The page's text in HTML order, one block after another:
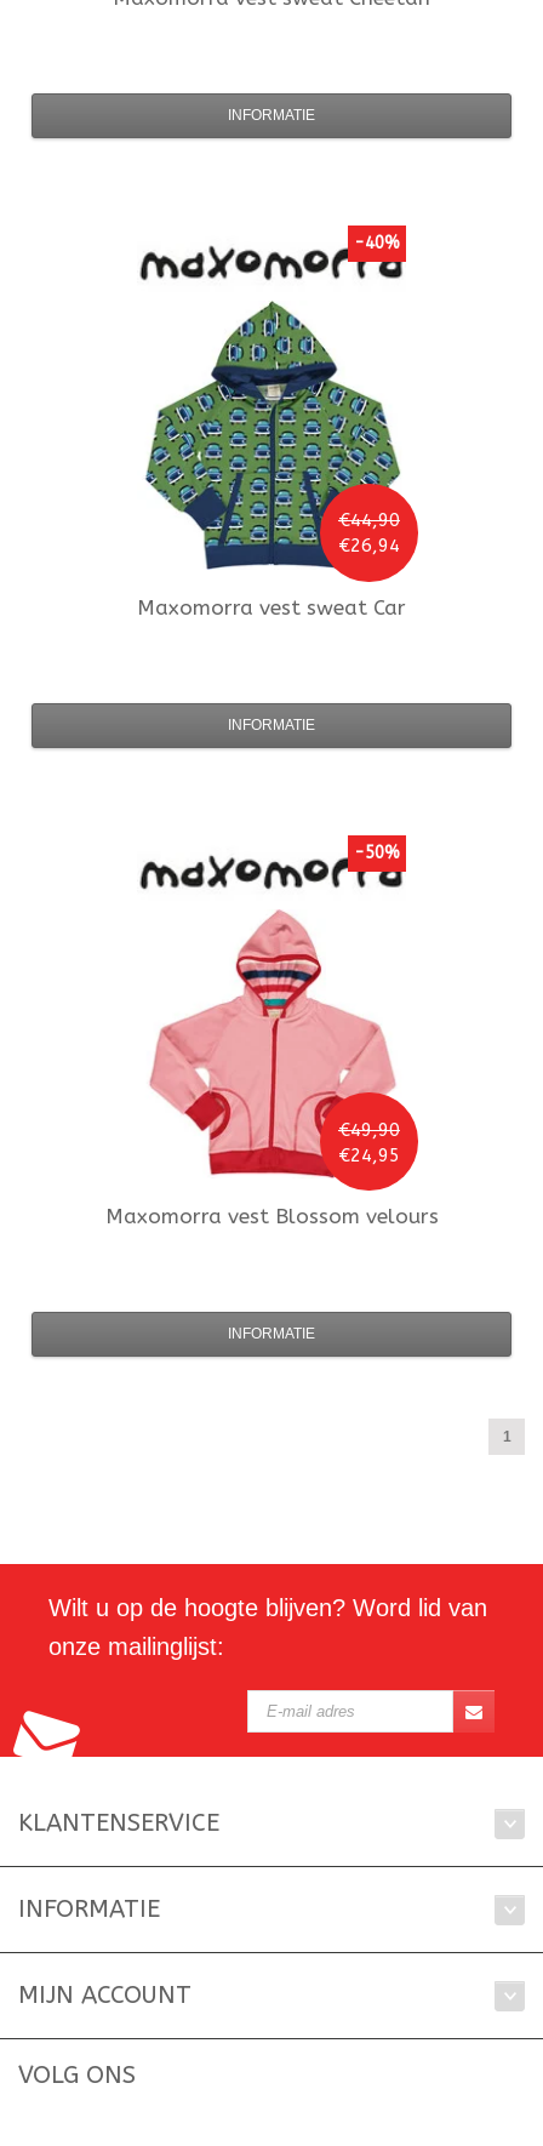
INFORMATIE
€44,90
€26,94
-40%
Maxomorra vest sweat Car
INFORMATIE
€49,90
€24,95
-50%
Maxomorra vest Blossom velours
INFORMATIE
1
Wilt u op de hoogte blijven? Word lid van
onze mailinglijst:
KLANTENSERVICE
INFORMATIE
MIJN ACCOUNT
VOLG ONS